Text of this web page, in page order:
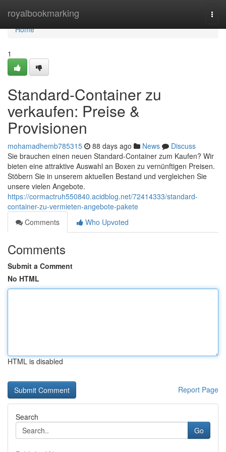
royalbookmarking
Home
Home
1
Standard-Container zu
verkaufen: Preise &
Provisionen
mohamadhemb785315 88 days ago News
Discuss
Sie brauchen einen neuen Standard-Container zum Kaufen? Wir
bieten eine attraktive Auswahl an Boxen zu vernünftigen Preisen.
Stöbern Sie in unserem aktuellen Bestand und vergleichen Sie
unsere vielen Angebote.
https://cormactruh550840.acidblog.net/72414333/standard-
container-zu-vermieten-angebote-pakete
Comments
Who Upvoted
Comments
Submit a Comment
No HTML
HTML is disabled
Report Page
Search
Go